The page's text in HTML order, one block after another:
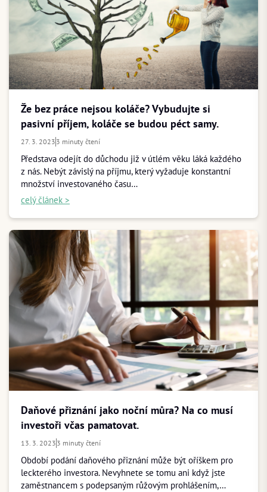
Že bez práce nejsou koláče? Vybudujte si
pasivní příjem, koláče se budou péct samy.
27. 3. 2023 3 minuty čtení
Představa odejít do důchodu již v útlém věku láká každého
z nás. Nebýt závislý na příjmu, který vyžaduje konstantní
množství investovaného času…
celý článek >
Daňové přiznání jako noční můra? Na co musí
investoři včas pamatovat.
13. 3. 2023 3 minuty čtení
Období podání daňového přiznání může být oříškem pro
leckterého investora. Nevyhnete se tomu ani když jste
zaměstnancem s podepsaným růžovým prohlášením,…